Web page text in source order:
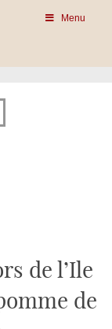
Menu
de l’Ile
de